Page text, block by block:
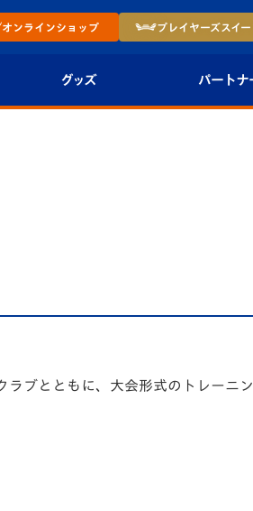
オンラインショップ プレイヤーズスイー
グッズ パートナ
ブとともに、大会形式のトレーニ